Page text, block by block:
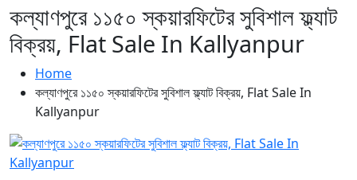
কল্যাণপুরে ১১৫০ স্কয়ারফিটের সুবিশাল ফ্ল্যাট
বিক্রয়, Flat Sale In Kallyanpur
Home
কল্যাণপুরে ১১৫০ স্কয়ারফিটের সুবিশাল ফ্ল্যাট বিক্রয়, Flat Sale In
Kallyanpur